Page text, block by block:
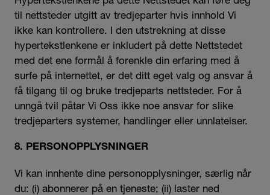
til nettsteder utgitt av tredjeparter hvis innhold Vi
ikke kan kontrollere. I den utstrekning at disse
hypertekstlenkene er inkludert på dette Nettstedet
med det ene formål å forenkle din erfaring med å
surfe på internettet, er det ditt eget valg og ansvar å
få tilgang til og bruke tredjeparts nettsteder. For å
unngå tvil påtar Vi Oss ikke noe ansvar for slike
tredjeparters systemer, handlinger eller unnlatelser.
8. PERSONOPPLYSNINGER
Vi kan innhente dine personopplysninger, særlig når
du: (i) abonnerer på en tjeneste; (ii) laster ned